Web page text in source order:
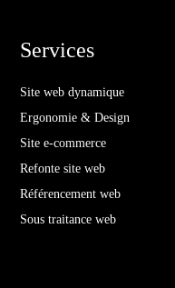
Services
Site web dynamique
Ergonomie & Design
Site e-commerce
Refonte site web
Référencement web
Sous traitance web